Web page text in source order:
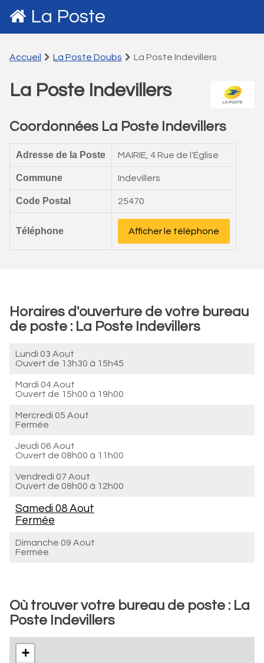
La Poste
Accueil La Poste Doubs La Poste Indevillers
La Poste Indevillers
Coordonnées La Poste Indevillers
Adresse de la Poste MAIRIE, 4 Rue de l'Église
Commune Indevillers
Code Postal 25470
Téléphone Afficher le téléphone
Horaires d'ouverture de votre bureau
de poste : La Poste Indevillers
Lundi 03 Aout
Ouvert de 13h30 à 15h45
Mardi 04 Aout
Ouvert de 15h00 à 19h00
Mercredi 05 Aout
Fermée
Jeudi 06 Aout
Ouvert de 08h00 à 11h00
Vendredi 07 Aout
Ouvert de 08h00 à 12h00
Samedi 08 Aout
Fermée
Dimanche 09 Aout
Fermée
Où trouver votre bureau de poste : La
Poste Indevillers
+